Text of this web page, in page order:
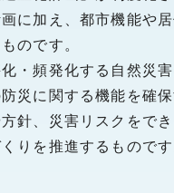
に加え、都市機能や
のです。
化・頻発化する自然災
災に関する機能を確
針、災害リスクをで
りを推進するものです